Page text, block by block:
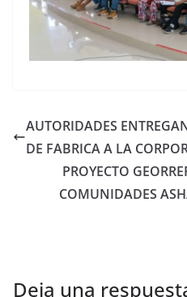
AUTORIDADES
DE FABRICA A LA
PROYECTO
COMUNIDADES
Deja una